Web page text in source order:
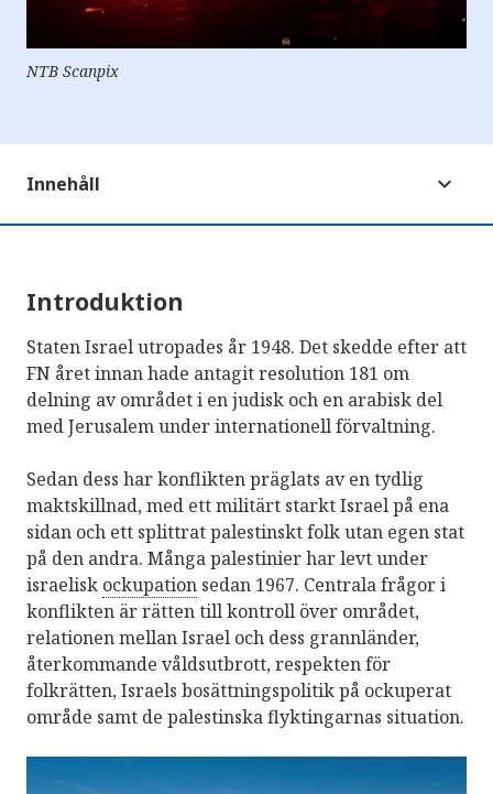
NTB Scanpix
Innehåll
Introduktion
Staten Israel utropades år 1948. Det skedde efter att
FN året innan hade antagit resolution 181 om
delning av området i en judisk och en arabisk del
med Jerusalem under internationell förvaltning.
Sedan dess har konflikten präglats av en tydlig
maktskillnad, med ett militärt starkt Israel på ena
sidan och ett splittrat palestinskt folk utan egen stat
på den andra. Många palestinier har levt under
israelisk ockupation sedan 1967. Centrala frågor i
konflikten är rätten till kontroll över området,
relationen mellan Israel och dess grannländer,
återkommande våldsutbrott, respekten för
folkrätten, Israels bosättningspolitik på ockuperat
område samt de palestinska flyktingarnas situation.